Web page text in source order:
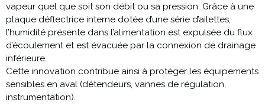
vapeur quel que soit son débit ou sa pression. Grâce à une
plaque déflectrice interne dotée d’une série d’ailettes,
l’humidité présente dans l’alimentation est expulsée du flux
d’écoulement et est évacuée par la connexion de drainage
inférieure.
Cette innovation contribue ainsi à protéger les équipements
sensibles en aval (détendeurs, vannes de régulation,
instrumentation).